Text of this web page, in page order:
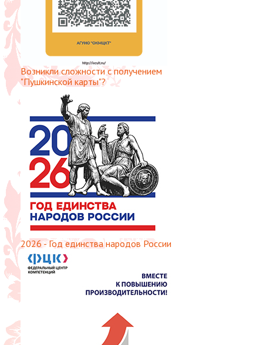
Возникли сложности с получением
"Пушкинской карты"?
2026 - Год единства народов России